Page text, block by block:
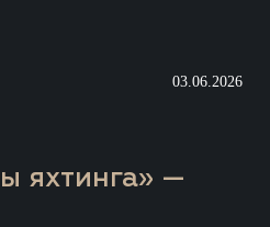
03.06.2026
яхтинга» —